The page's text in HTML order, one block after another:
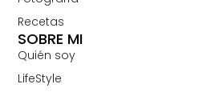
SOBRE MI
Quién soy
LifeStyle
Recetas